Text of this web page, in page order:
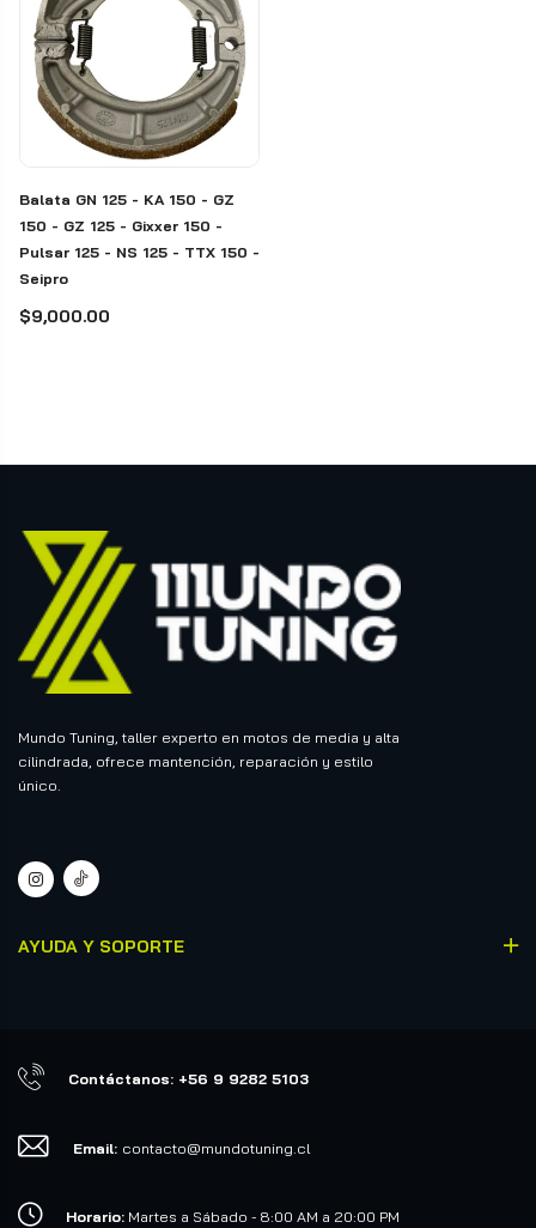
Balata GN 125 - KA 150 - GZ
150 - GZ 125 - Gixxer 150 -
Pulsar 125 - NS 125 - TTX 150 -
Seipro
$9,000.00
Mundo Tuning, taller experto en motos de media y alta
cilindrada, ofrece mantención, reparación y estilo
único.
AYUDA Y SOPORTE
Contáctanos: +56 9 9282 5103
Email: contacto@mundotuning.cl
Horario: Martes a Sábado - 8:00 AM a 20:00 PM